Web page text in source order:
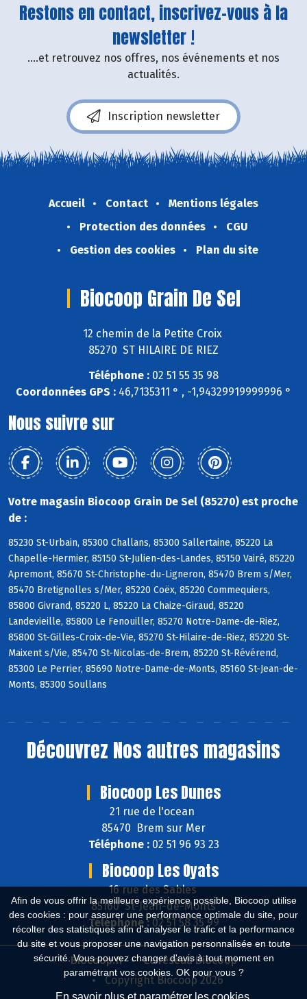
Afin de vous offrir la meilleure expérience possible, Biocoop utilise
des cookies : pour assurer une performance optimale du site, pour
récolter des statistiques afin d'analyser le trafic et la performance
du site et vous proposer une navigation personnalisée en toute
sécurité. Vous pouvez changer d'avis à tout moment en
paramétrant vos cookies. OK pour vous ?
En savoir plus et paramétrer les cookies
Restons en contact, inscrivez-vous à la
newsletter !
....et retrouvez nos offres, nos événements et nos
actualités.
Inscription newsletter
Accueil Contact
Mentions légales
Protection des données
CGU
Gestion des cookies
Plan du site
Biocoop Grain De Sel
12 chemin de la Petite Croix
85270 ST HILAIRE DE RIEZ
Téléphone : 02 51 55 35 98
Coordonnées GPS : 46,7135311 ° , -1,94329919999996 °
Nous suivre sur
Votre magasin Biocoop Grain De Sel (85270) est proche
de :
85230 St-Urbain, 85300 Challans, 85300 Sallertaine, 85220 La
Chapelle-Hermier, 85150 St-Julien-des-Landes, 85150 Vairé, 85220
Apremont, 85670 St-Christophe-du-Ligneron, 85470 Brem s/Mer,
85470 Bretignolles s/Mer, 85220 Coëx, 85220 Commequiers,
85800 Givrand, 85220 L, 85220 La Chaize-Giraud, 85220
Landevieille, 85800 Le Fenouiller, 85270 Notre-Dame-de-Riez,
85800 St-Gilles-Croix-de-Vie, 85270 St-Hilaire-de-Riez, 85220 St-
Maixent s/Vie, 85470 St-Nicolas-de-Brem, 85220 St-Révérend,
85300 Le Perrier, 85690 Notre-Dame-de-Monts, 85160 St-Jean-de-
Monts, 85300 Soullans
Découvrez Nos autres magasins
Biocoop Les Dunes
21 rue de l'ocean
85470 Brem sur Mer
Téléphone :02 51 96 93 23
Biocoop Les Oyats
16 rue des Sables
85160 St-Jean-de-Monts
Téléphone :02 51 58 35 99
Biocoop.fr
Le réseau Biocoop
Copyright Biocoop 2026